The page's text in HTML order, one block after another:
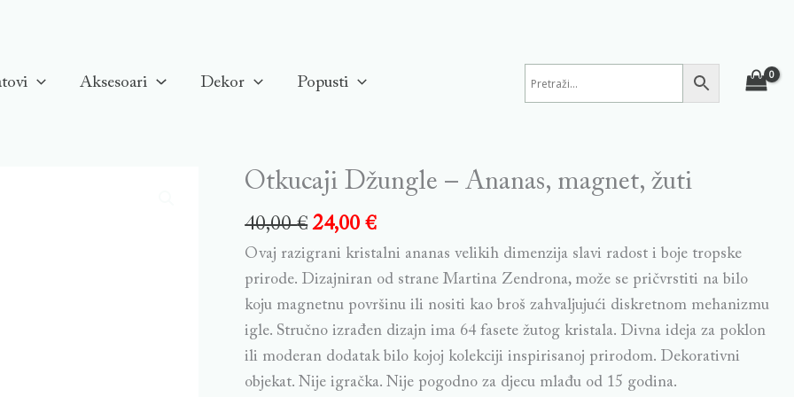
Aksesoari Dekor Popusti
Otkucaji Džungle – Ananas, magnet, žuti
40,00€ 24,00€
Ovaj razigrani kristalni ananas velikih dimenzija slavi radost i boje tropske
prirode. Dizajniran od strane Martina Zendrona, može se pričvrstiti na bilo
koju magnetnu površinu ili nositi kao broš zahvaljujući diskretnom mehanizmu
igle. Stručno izrađen dizajn ima 64 fasete žutog kristala. Divna ideja za poklon
ili moderan dodatak bilo kojoj kolekciji inspirisanoj prirodom. Dekorativni
objekat. Nije igračka. Nije pogodno za djecu mlađu od 15 godina.
Otkucaji
-
Ananas,
magnet,
žuti
quantity